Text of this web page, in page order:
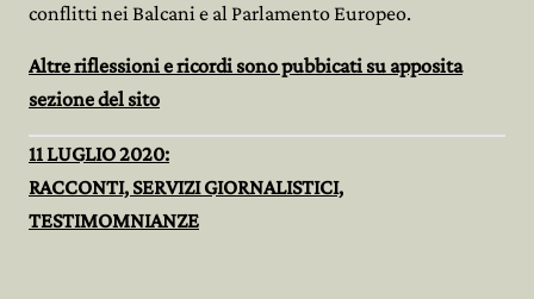
conflitti nei Balcani e al Parlamento Europeo.
Altre riflessioni e ricordi sono pubbicati su apposita
sezione del sito
11 LUGLIO 2020:
RACCONTI, SERVIZI GIORNALISTICI,
TESTIMOMNIANZE